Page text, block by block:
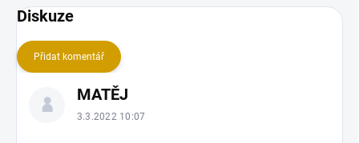
Diskuze
Přidat komentář
MATĚJ
3.3.2022 10:07